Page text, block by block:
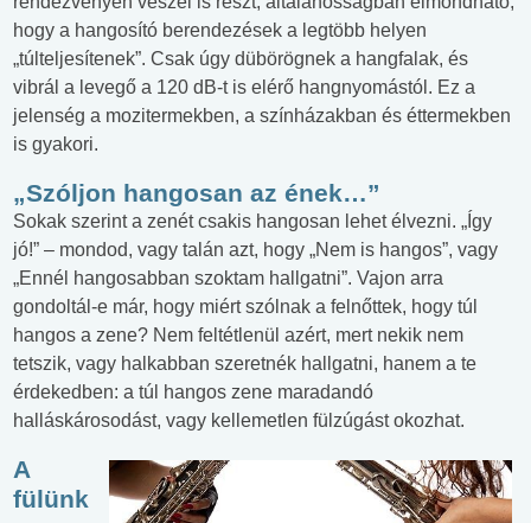
hogy a hangosító berendezések a legtöbb helyen
„túlteljesítenek”. Csak úgy dübörögnek a hangfalak, és
vibrál a levegő a 120 dB-t is elérő hangnyomástól. Ez a
jelenség a mozitermekben, a színházakban és éttermekben
is gyakori.
„Szóljon hangosan az ének…”
Sokak szerint a zenét csakis hangosan lehet élvezni. „Így
jó!” – mondod, vagy talán azt, hogy „Nem is hangos”, vagy
„Ennél hangosabban szoktam hallgatni”. Vajon arra
gondoltál-e már, hogy miért szólnak a felnőttek, hogy túl
hangos a zene? Nem feltétlenül azért, mert nekik nem
tetszik, vagy halkabban szeretnék hallgatni, hanem a te
érdekedben: a túl hangos zene maradandó
halláskárosodást, vagy kellemetlen fülzúgást okozhat.
A
fülünk